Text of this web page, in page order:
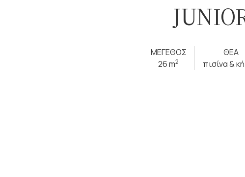
ΜΕΓΕΘΟΣ
26 m2
ΘΕΑ
πισίνα &